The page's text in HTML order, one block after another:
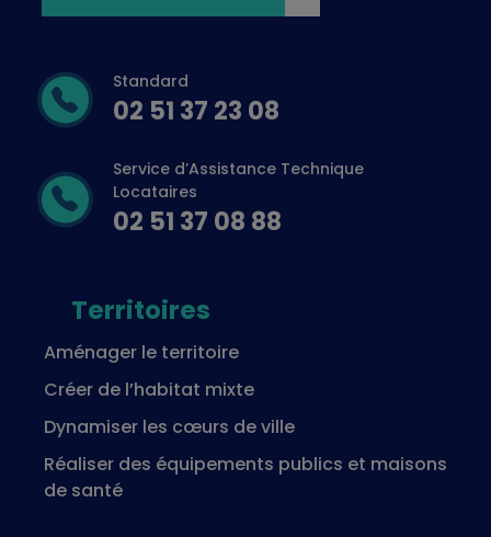
Standard
02 51 37 23 08
Service d’Assistance Technique
Locataires
02 51 37 08 88
Territoires
Aménager le territoire
Créer de l’habitat mixte
Dynamiser les cœurs de ville
Réaliser des équipements publics et maisons
de santé